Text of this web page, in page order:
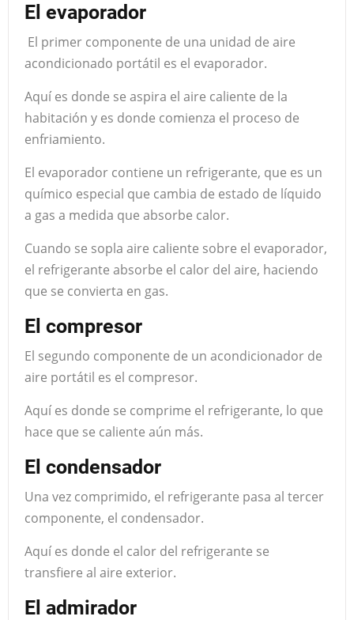
El evaporador
El primer componente de una unidad de aire
acondicionado portátil es el evaporador.
Aquí es donde se aspira el aire caliente de la
habitación y es donde comienza el proceso de
enfriamiento.
El evaporador contiene un refrigerante, que es un
químico especial que cambia de estado de líquido
a gas a medida que absorbe calor.
Cuando se sopla aire caliente sobre el evaporador,
el refrigerante absorbe el calor del aire, haciendo
que se convierta en gas.
El compresor
El segundo componente de un acondicionador de
aire portátil es el compresor.
Aquí es donde se comprime el refrigerante, lo que
hace que se caliente aún más.
El condensador
Una vez comprimido, el refrigerante pasa al tercer
componente, el condensador.
Aquí es donde el calor del refrigerante se
transfiere al aire exterior.
El admirador